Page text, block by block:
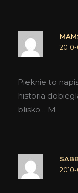
2010-
Pieknie to
historia
blisko… M
2010-